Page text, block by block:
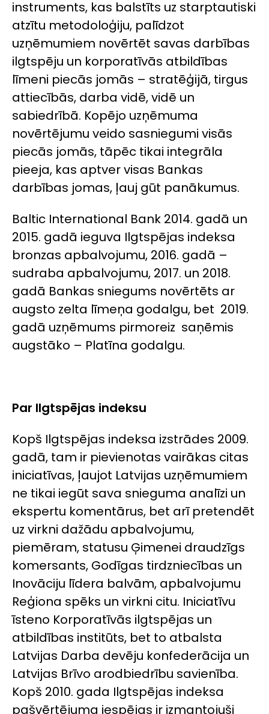
instruments, kas balstīts uz starptautiski
atzītu metodoloģiju, palīdzot
uzņēmumiem novērtēt savas darbības
ilgtspēju un korporatīvās atbildības
līmeni piecās jomās – stratēģijā, tirgus
attiecībās, darba vidē, vidē un
sabiedrībā. Kopējo uzņēmuma
novērtējumu veido sasniegumi visās
piecās jomās, tāpēc tikai integrāla
pieeja, kas aptver visas Bankas
darbības jomas, ļauj gūt panākumus.
Baltic International Bank 2014. gadā un
2015. gadā ieguva Ilgtspējas indeksa
bronzas apbalvojumu, 2016. gadā –
sudraba apbalvojumu, 2017. un 2018.
gadā Bankas sniegums novērtēts ar
augsto zelta līmeņa godalgu, bet 2019.
gadā uzņēmums pirmoreiz saņēmis
augstāko – Platīna godalgu.
Par Ilgtspējas indeksu
Kopš Ilgtspējas indeksa izstrādes 2009.
gadā, tam ir pievienotas vairākas citas
iniciatīvas, ļaujot Latvijas uzņēmumiem
ne tikai iegūt sava snieguma analīzi un
ekspertu komentārus, bet arī pretendēt
uz virkni dažādu apbalvojumu,
piemēram, statusu Ģimenei draudzīgs
komersants, Godīgas tirdzniecības un
Inovāciju līdera balvām, apbalvojumu
Reģiona spēks un virkni citu. Iniciatīvu
īsteno Korporatīvās ilgtspējas un
atbildības institūts, bet to atbalsta
Latvijas Darba devēju konfederācija un
Latvijas Brīvo arodbiedrību savienība.
Kopš 2010. gada Ilgtspējas indeksa
pašvērtējuma iespējas ir izmantojuši